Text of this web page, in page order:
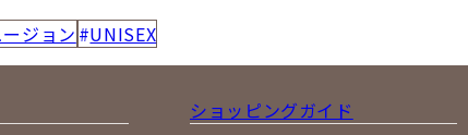
ジョン UNISEX
ショッピングガイド